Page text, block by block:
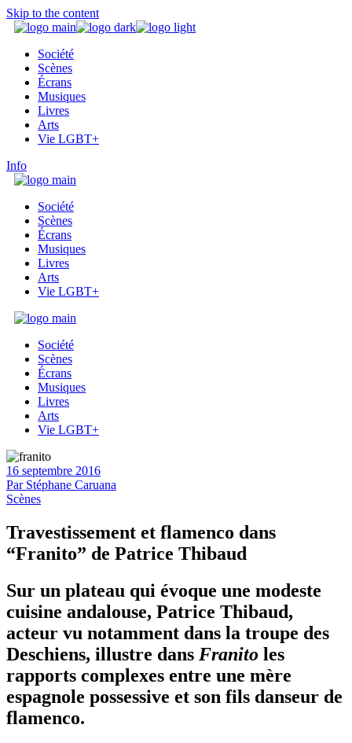
Skip to the content
Société
Scènes
Écrans
Musiques
Livres
Arts
Vie LGBT+
Info
Société
Scènes
Écrans
Musiques
Livres
Arts
Vie LGBT+
Société
Scènes
Écrans
Musiques
Livres
Arts
Vie LGBT+
16 septembre 2016
Par Stéphane Caruana
Scènes
Travestissement et flamenco dans
“Franito” de Patrice Thibaud
Sur un plateau qui évoque une modeste
cuisine andalouse, Patrice Thibaud,
acteur vu notamment dans la troupe des
Deschiens, illustre dans Franito les
rapports complexes entre une mère
espagnole possessive et son fils danseur de
flamenco.